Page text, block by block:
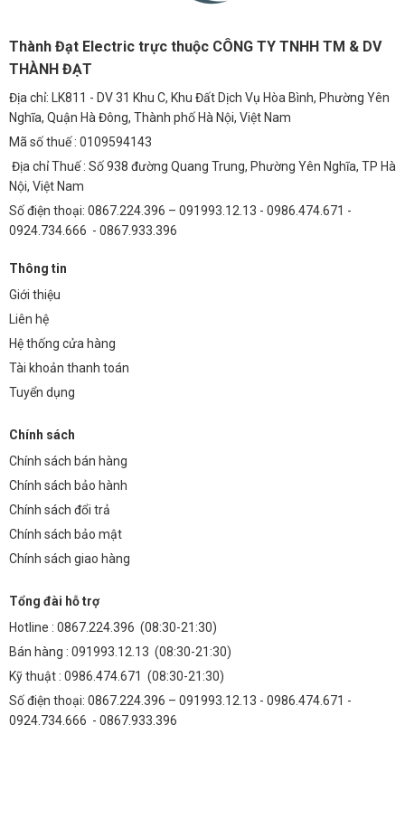
bụi bẩn tốt, đảm bảo hoạt động ổn định ngay cả trong điều kiện thời
tiết khắc nghiệt.
2. Tuổi thọ của đèn nấm TDL-NSVMM4 là bao lâu?
Với tuổi thọ lên đến 50.000 giờ, đèn nấm TDL-NSVMM4 có thể hoạt
3. Tôi có thể thay đổi màu sắc ánh sáng của đèn
không?
(3000K, 4000K, 6000K) để bạn lựa chọn theo sở thích và nhu cầu sử
dụng.
4. Đèn nấm TDL-NSVMM4 có dễ lắp đặt không?
Đèn được thiết kế đơn giản, dễ dàng lắp đặt, bạn có thể tự lắp đặt
hoặc nhờ đến sự hỗ trợ của kỹ thuật viên.
5. Chính sách bảo hành của đèn nấm TDL-NSVMM4
là gì?
Đèn nấm TDL-NSVMM4 được bảo hành 2 năm kể từ ngày mua hàng,
đảm bảo quyền lợi của khách hàng.
Bạn đang tìm kiếm giải pháp chiếu sáng sân vườn hiệu quả và thẩm
mỹ? Hãy tham khảo ngay sản phẩm
Thành Đạt LED để có thêm lựa chọn.
LED.
Thông tin liên hệ : Số 938 đường Quang Trung, Phường Yên Nghĩa,
TP Hà Nội, Việt Nam
Số điện thoại: 091993.12.13 – 0986.474.671 – 0924.734.666
SẢN PHẨM NỔI BẬT
Thành Đạt Electric trực thuộc CÔNG TY TNHH TM & DV
THÀNH ĐẠT
Địa chỉ: LK811 - DV 31 Khu C, Khu Đất Dịch Vụ Hòa Bình, Phường Yên
Nghĩa, Quận Hà Đông, Thành phố Hà Nội, Việt Nam
Mã số thuế : 0109594143
Địa chỉ Thuế : Số 938 đường Quang Trung, Phường Yên Nghĩa, TP Hà
Nội, Việt Nam
Số điện thoại: 0867.224.396 – 091993.12.13 - 0986.474.671 -
0924.734.666 - 0867.933.396
Thông tin
Giới thiệu
Liên hệ
Hệ thống cửa hàng
Tài khoản thanh toán
Tuyển dụng
Chính sách
Chính sách bán hàng
Chính sách bảo hành
Chính sách đổi trả
Chính sách bảo mật
Chính sách giao hàng
Tổng đài hỗ trợ
Hotline : 0867.224.396 (08:30-21:30)
Bán hàng : 091993.12.13 (08:30-21:30)
Kỹ thuật : 0986.474.671 (08:30-21:30)
Số điện thoại: 0867.224.396 – 091993.12.13 - 0986.474.671 -
0924.734.666 - 0867.933.396